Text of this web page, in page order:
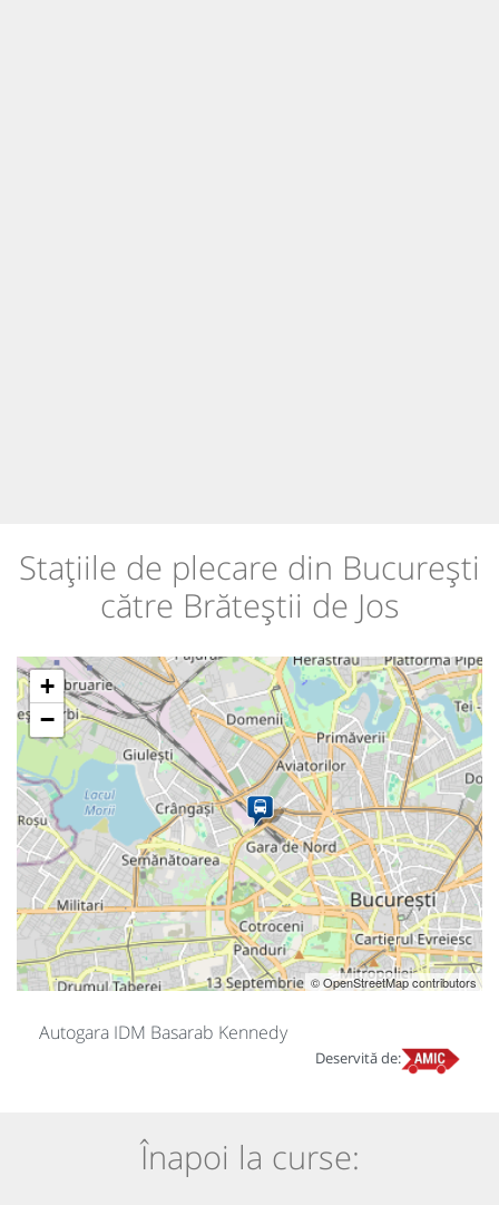
Stațiile de plecare din București
către Brăteștii de Jos
+
−
© OpenStreetMap contributors
Autogara IDM Basarab Kennedy
Deservită de:
Înapoi la curse: